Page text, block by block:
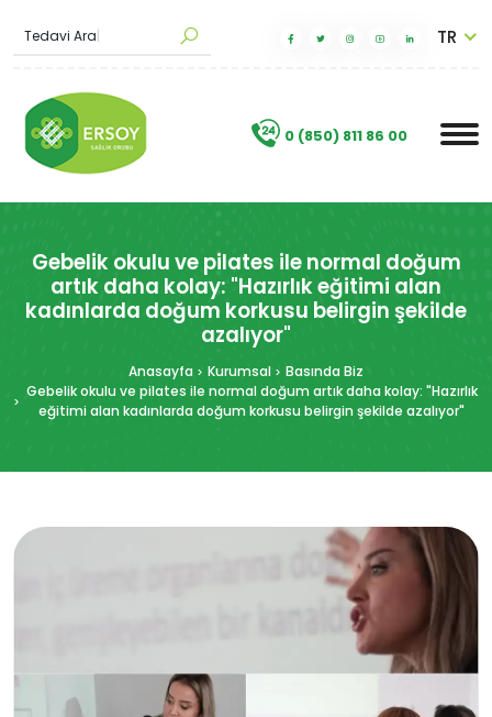
0 (850) 811 86 00
.
| TR
Gebelik okulu ve pilates ile normal doğum
artık daha kolay: "Hazırlık eğitimi alan
kadınlarda doğum korkusu belirgin şekilde
azalıyor"
Anasayfa Kurumsal
Basında Biz
Gebelik okulu ve pilates ile normal doğum artık daha kolay: "Hazırlık
eğitimi alan kadınlarda doğum korkusu belirgin şekilde azalıyor"